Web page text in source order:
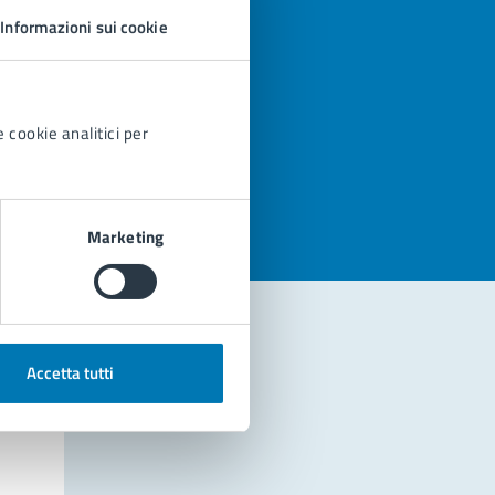
Informazioni sui cookie
cookie analitici per
Marketing
Accetta tutti